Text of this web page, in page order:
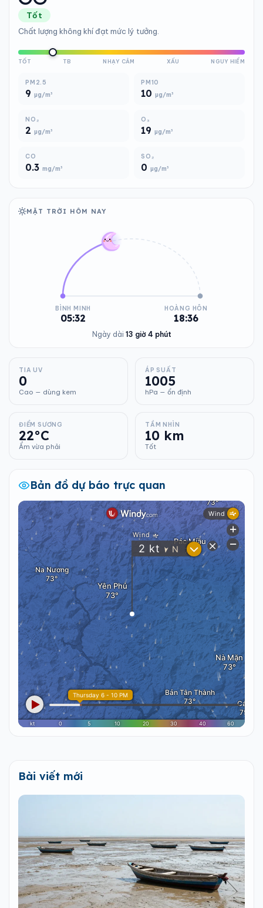
Tốt
Chất lượng không khí đạt mức lý tưởng.
TỐT TB NHẠY CẢM XẤU NGUY HIỂM
PM2.5
9 µg/m³
PM10
10 µg/m³
NO₂
2 µg/m³
O₃
19 µg/m³
CO
0.3 mg/m³
SO₂
0 µg/m³
MẶT TRỜI HÔM NAY
BÌNH MINH
05:32
HOÀNG HÔN
18:36
Ngày dài 13 giờ 4 phút
TIA UV
0
Cao — dùng kem
ÁP SUẤT
1005
hPa — ổn định
ĐIỂM SƯƠNG
22°C
Ẩm vừa phải
TẦM NHÌN
10 km
Tốt
Bản đồ dự báo trực quan
Bài viết mới